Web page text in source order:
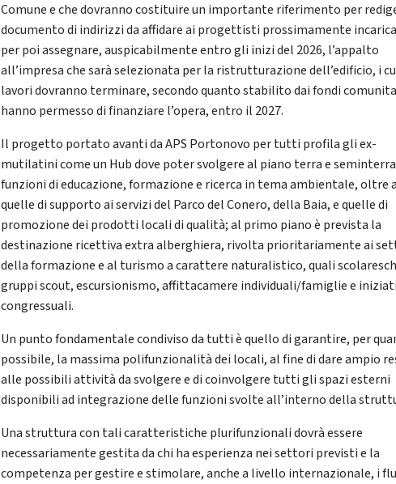
Comune e che dovranno costituire un importante riferimento per
documento di indirizzi da affidare ai progettisti prossimamente
per poi assegnare, auspicabilmente entro gli inizi del 2026, l’appalto
all’impresa che sarà selezionata per la ristrutturazione dell’edificio, i
lavori dovranno terminare, secondo quanto stabilito dai fondi
hanno permesso di finanziare l’opera, entro il 2027.
Il progetto portato avanti da APS Portonovo per tutti profila gli ex-
mutilatini come un Hub dove poter svolgere al piano terra e
funzioni di educazione, formazione e ricerca in tema ambientale, oltre a
quelle di supporto ai servizi del Parco del Conero, della Baia, e quelle di
promozione dei prodotti locali di qualità; al primo piano è prevista la
destinazione ricettiva extra alberghiera, rivolta prioritariamente ai
della formazione e al turismo a carattere naturalistico, quali
gruppi scout, escursionismo, affittacamere individuali/famiglie e
congressuali.
Un punto fondamentale condiviso da tutti è quello di garantire, per
possibile, la massima polifunzionalità dei locali, al fine di dare ampio
alle possibili attività da svolgere e di coinvolgere tutti gli spazi esterni
disponibili ad integrazione delle funzioni svolte all’interno della
Una struttura con tali caratteristiche plurifunzionali dovrà essere
necessariamente gestita da chi ha esperienza nei settori previsti e la
competenza per gestire e stimolare, anche a livello internazionale, i